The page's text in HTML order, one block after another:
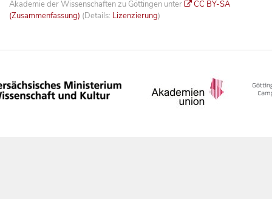
Akademie der Wissenschaften zu Göttingen unter
CC BY-SA
(Zusammenfassung) (Details: Lizenzierung)